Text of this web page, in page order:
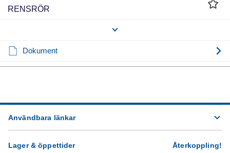
RENSRÖR
Dokument
Användbara länkar
Lager & öppettider Återkoppling!